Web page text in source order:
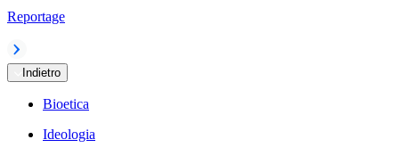
Reportage
Indietro
Bioetica
Ideologia